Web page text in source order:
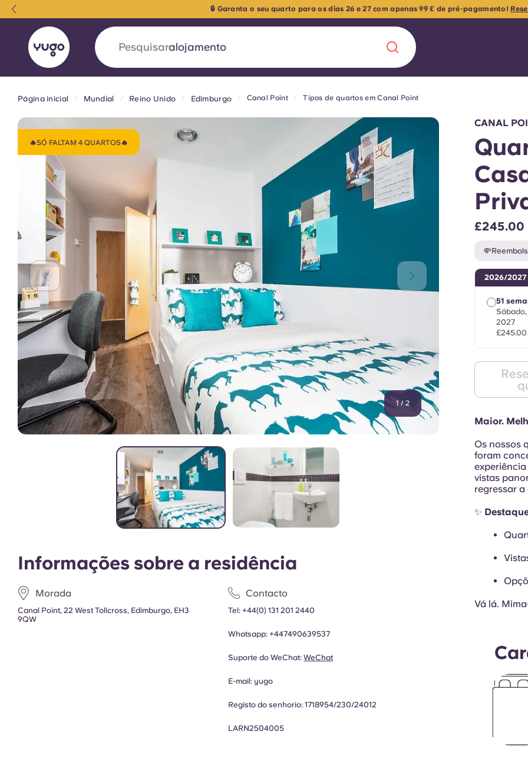
Pesquisarcidade
SobreLocalizaçõesMais
Yugo VCARB: Impulsionando uma nova
era no alojamento estudantil
A parceria pioneira Yugocom a VCARB estimula a inovação, a
ambição e momentos inesquecíveis para os alunos.
Sobre nós
Perguntas
English (GB) English (US)
🔒 Garanta o seu quarto para os dias 26 e 27 com apenas 99 £ de pré-pagamento!
Página inicial Mundial Reino Unido Edimburgo Canal Point Tipos de quartos em Canal Point
🔥SÓ FALTAM 4 QUARTOS🔥
1 /2
Informações sobre a residência
Morada
Canal Point, 22 West Tollcross, Edimburgo, EH3
9QW
Contacto
Tel:+44(0) 131 201 2440
Whatsapp:+447490639537
Suporte do WeChat:WeChat
E-mail: yugo
Registo do senhorio:1718954/230/24012
LARN2504005
CANAL
2026/2027
51
2027
Maior.
Os nossos
foram
vistas
regressar a
✨
Vá lá.